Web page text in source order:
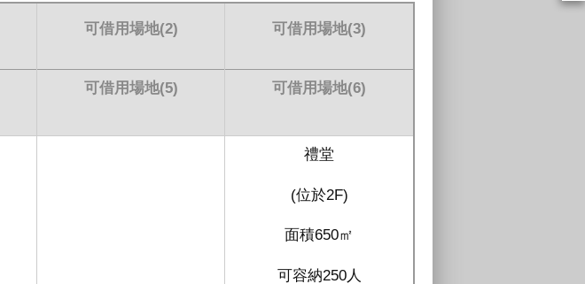
可借用場地(2) 可借用場地(3)
可借用場地(5) 可借用場地(6)
禮堂
(位於2F)
面積650㎡
可容納250人